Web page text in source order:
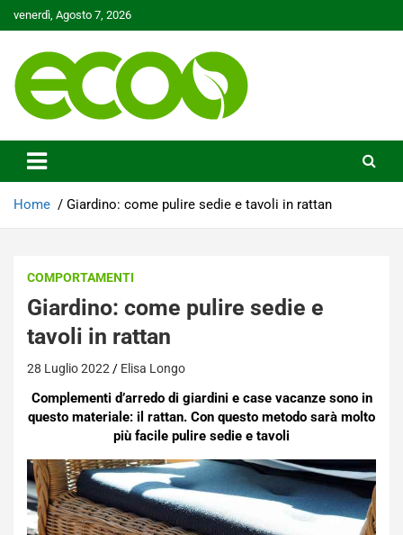
to
venerdì, Agosto 7, 2026
Ecoo.it
Home Giardino: come pulire sedie e tavoli in rattan
COMPORTAMENTI
Giardino: come pulire sedie e
tavoli in rattan
28 Luglio 2022 Elisa Longo
Complementi d’arredo di giardini e case vacanze sono in
questo materiale: il rattan. Con questo metodo sarà molto
più facile pulire sedie e tavoli